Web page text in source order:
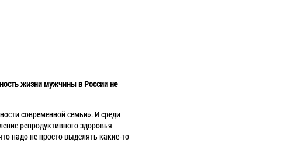
жизни мужчины в России не
современной семьи». И среди
репродуктивного здоровья…
надо не просто выделять какие-то